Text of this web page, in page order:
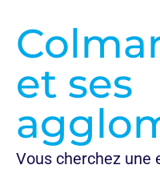
et ses
Vous cherchez une